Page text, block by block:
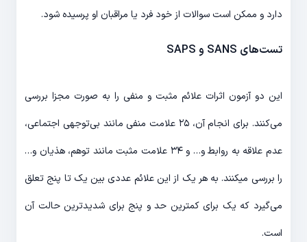
دارد و ممکن است سوالات از خود فرد یا مراقبان او پرسیده شود.
تست‌های SANS و SAPS
این دو آزمون اثرات علائم مثبت و منفی را به صورت مجزا بررسی
می‌کنند. برای انجام آن، ۲۵ علامت منفی مانند بی‌توجهی اجتماعی،
عدم علاقه به روابط و… و ۳۴ علامت مثبت مانند توهم، هذیان و…
را بررسی می‎کنند. به هر یک از این علائم عددی بین یک تا پنج تعلق
می‌گیرد که یک برای کمترین حد و پنج برای شدیدترین حالت آن
است.